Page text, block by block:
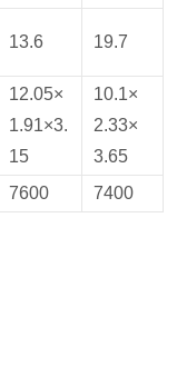
13.6 19.7
12.05×
1.91×3.
15
10.1×
2.33×
3.65
7600 7400